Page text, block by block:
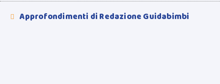
 Approfondimenti di Redazione Guidabimbi